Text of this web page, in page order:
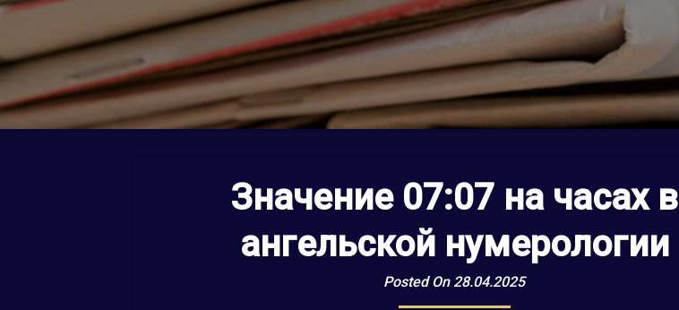
Значение 07:07 на часах в
ангельской нумерологии
Posted On 28.04.2025